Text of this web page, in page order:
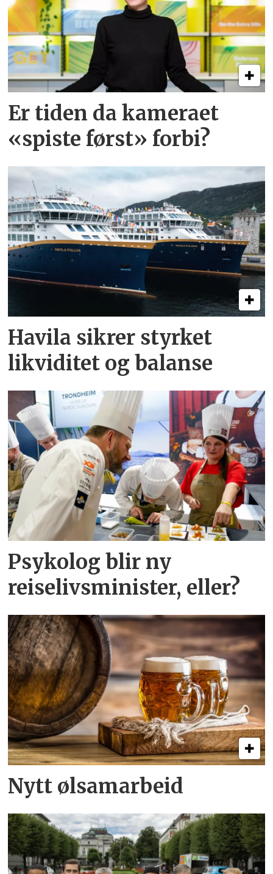
Er tiden da kameraet
«spiste først» forbi?
Havila sikrer styrket
likviditet og balanse
Psykolog blir ny
reiselivsminister, eller?
Nytt ølsamarbeid